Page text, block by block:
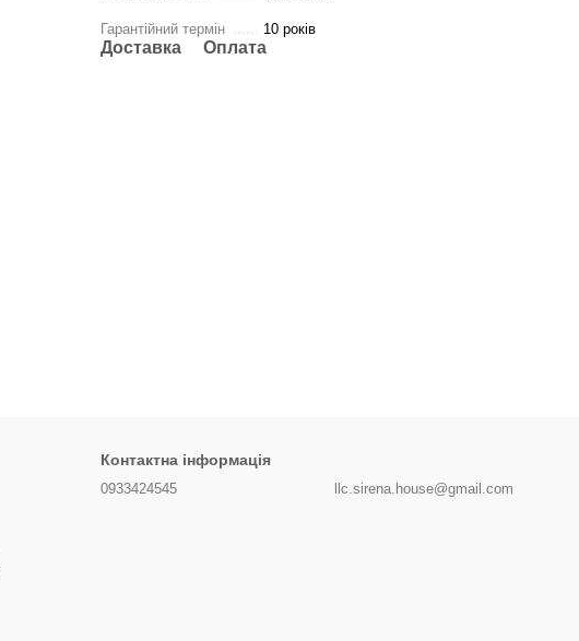
Гарантійний термін 10 років
Доставка Оплата
Контактна інформація
0933424545 llc.sirena.house@gmail.com